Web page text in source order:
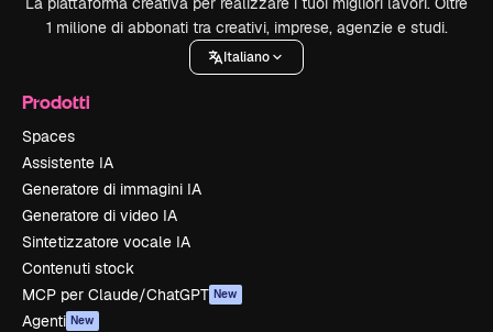
1 milione di abbonati tra creativi, imprese, agenzie e studi.
Italiano
Prodotti
Spaces
Assistente IA
Generatore di immagini IA
Generatore di video IA
Sintetizzatore vocale IA
Contenuti stock
MCP per Claude/ChatGPT New
Agenti New